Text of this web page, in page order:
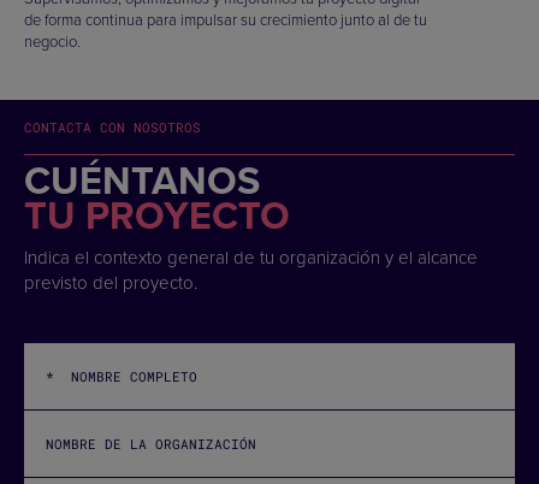
de forma continua para impulsar su crecimiento junto al de tu
negocio.
CONTACTA CON NOSOTROS
CUÉNTANOS
TU PROYECTO
Indica el contexto general de tu organización y el alcance
previsto del proyecto.